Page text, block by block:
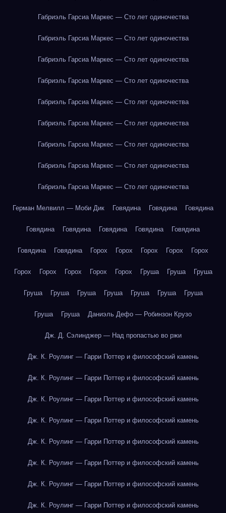
Габриэль Гарсиа Маркес — Сто лет одиночества
Габриэль Гарсиа Маркес — Сто лет одиночества
Габриэль Гарсиа Маркес — Сто лет одиночества
Габриэль Гарсиа Маркес — Сто лет одиночества
Габриэль Гарсиа Маркес — Сто лет одиночества
Габриэль Гарсиа Маркес — Сто лет одиночества
Габриэль Гарсиа Маркес — Сто лет одиночества
Габриэль Гарсиа Маркес — Сто лет одиночества
Габриэль Гарсиа Маркес — Сто лет одиночества
Герман Мелвилл — Моби Дик Говядина Говядина Говядина
Говядина Говядина Говядина Говядина Говядина
Говядина Говядина Горох Горох Горох Горох Горох
Горох Горох Горох Горох Горох Груша Груша Груша
Груша Груша Груша Груша Груша Груша Груша
Груша Груша Даниэль Дефо — Робинзон Крузо
Дж. Д. Сэлинджер — Над пропастью во ржи
Дж. К. Роулинг — Гарри Поттер и философский камень
Дж. К. Роулинг — Гарри Поттер и философский камень
Дж. К. Роулинг — Гарри Поттер и философский камень
Дж. К. Роулинг — Гарри Поттер и философский камень
Дж. К. Роулинг — Гарри Поттер и философский камень
Дж. К. Роулинг — Гарри Поттер и философский камень
Дж. К. Роулинг — Гарри Поттер и философский камень
Дж. К. Роулинг — Гарри Поттер и философский камень